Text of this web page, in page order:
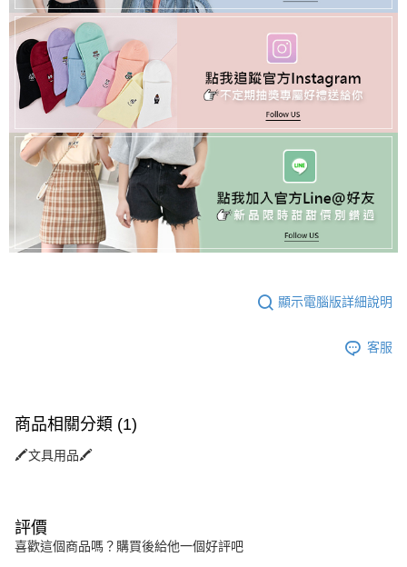
顯示電腦版詳細說明
客服
商品相關分類 (1)
🖍️文具用品🖍️
評價
喜歡這個商品嗎？購買後給他一個好評吧